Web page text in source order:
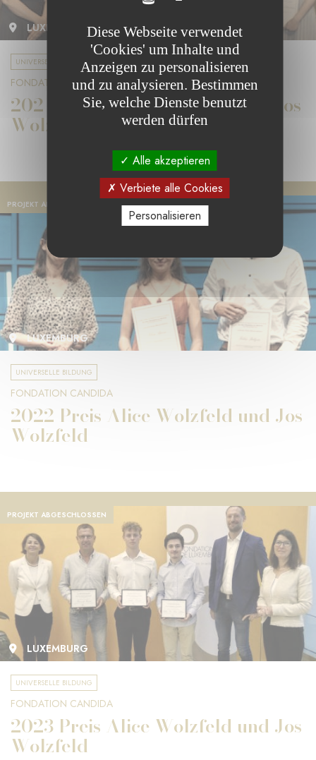
LUXEMBURG
UNIVERSELLE BILDUNG
FONDATION CANDIDA
2021 Preis Alice Wolzfeld und Jos
Wolzfeld
PROJEKT ABGESCHLOSSEN
LUXEMBURG
UNIVERSELLE BILDUNG
FONDATION CANDIDA
2022 Preis Alice Wolzfeld und Jos
Wolzfeld
PROJEKT ABGESCHLOSSEN
LUXEMBURG
UNIVERSELLE BILDUNG
FONDATION CANDIDA
2023 Preis Alice Wolzfeld und Jos
Wolzfeld
Diese Webseite verwendet
'Cookies' um Inhalte und
Anzeigen zu personalisieren
und zu analysieren. Bestimmen
Sie, welche Dienste benutzt
werden dürfen
Alle akzeptieren
Verbiete alle Cookies
Personalisieren